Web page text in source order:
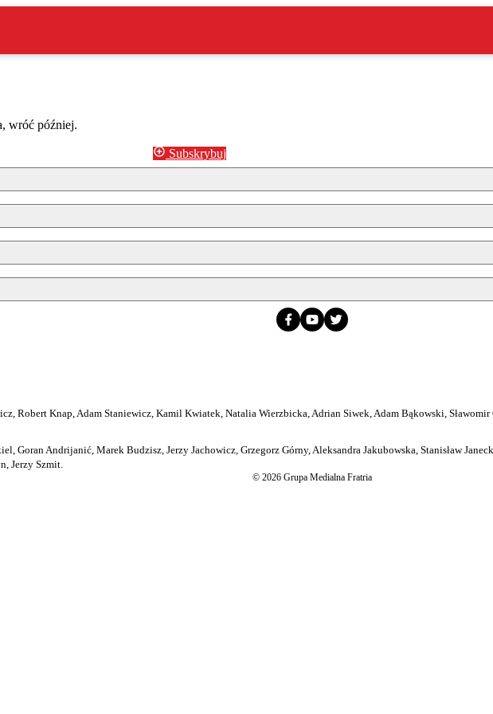
wróć później.
Subskrybuj
Robert Knap, Adam Staniewicz, Kamil Kwiatek, Natalia Wierzbicka, Adrian Siwek, Adam Bąkowski, Sławomir
Goran Andrijanić, Marek Budzisz, Jerzy Jachowicz, Grzegorz Górny, Aleksandra Jakubowska, Stanisław
Jerzy Szmit.
© 2026 Grupa Medialna Fratria